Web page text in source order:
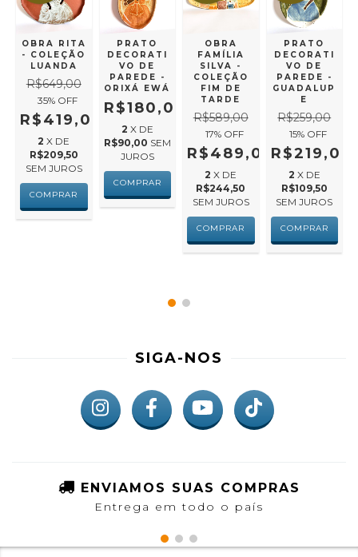
OBRA RITA
- COLEÇÃO
LUANDA
R$649,00
35% OFF
R$419,00
2 X DE
R$209,50
SEM JUROS
PRATO
DECORATI
VO DE
PAREDE -
ORIXÁ EWÁ
R$180,00
2 X DE
R$90,00 SEM
JUROS
OBRA
FAMÍLIA
SILVA -
COLEÇÃO
FIM DE
TARDE
R$589,00
17% OFF
R$489,00
2 X DE
R$244,50
SEM JUROS
PRATO
DECORATI
VO DE
PAREDE -
GUADALUP
E
R$259,00
15% OFF
R$219,00
2 X DE
R$109,50
SEM JUROS
SIGA-NOS
ENVIAMOS SUAS COMPRAS
Entrega em todo o país